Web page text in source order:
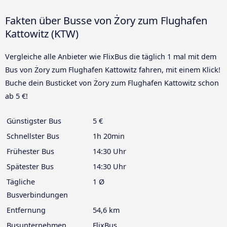
Fakten über Busse von Żory zum Flughafen
Kattowitz (KTW)
Vergleiche alle Anbieter wie FlixBus die täglich 1 mal mit dem
Bus von Żory zum Flughafen Kattowitz fahren, mit einem Klick!
Buche dein Busticket von Żory zum Flughafen Kattowitz schon
ab 5 €!
Günstigster Bus
5 €
Schnellster Bus
1h 20min
Frühester Bus
14:30 Uhr
Spätester Bus
14:30 Uhr
Tägliche
Busverbindungen
1 Ø
Entfernung
54,6 km